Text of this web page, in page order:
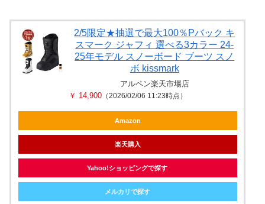
2/5限定★抽選で最大100％Pバック キ
スマーク ジャフィ 選べる3カラー 24-
25年モデル スノーボード ブーツ スノ
ボ kissmark
アルペン楽天市場店
￥ 14,900（2026/02/06 11:23時点）
Amazon
楽天購入
Yahoo!ショッピングで探す
メルカリで探す